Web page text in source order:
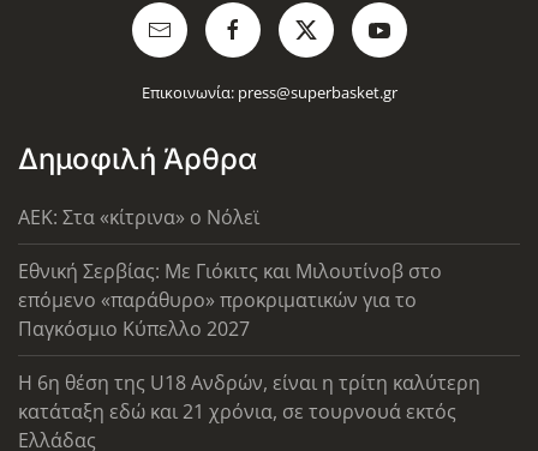
Επικοινωνία: press@superbasket.gr
Δημοφιλή Άρθρα
AEK: Στα «κίτρινα» ο Νόλεϊ
Εθνική Σερβίας: Με Γιόκιτς και Μιλουτίνοβ στο
επόμενο «παράθυρο» προκριματικών για το
Παγκόσμιο Κύπελλο 2027
Η 6η θέση της U18 Ανδρών, είναι η τρίτη καλύτερη
κατάταξη εδώ και 21 χρόνια, σε τουρνουά εκτός
Ελλάδας